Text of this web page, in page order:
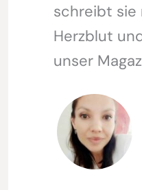
schreibt sie
Herzblut
unser